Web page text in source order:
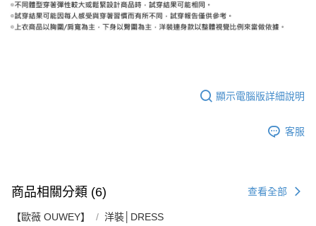
顯示電腦版詳細說明
客服
商品相關分類 (6) 查看全部
【歐薇 OUWEY】 洋裝│DRESS